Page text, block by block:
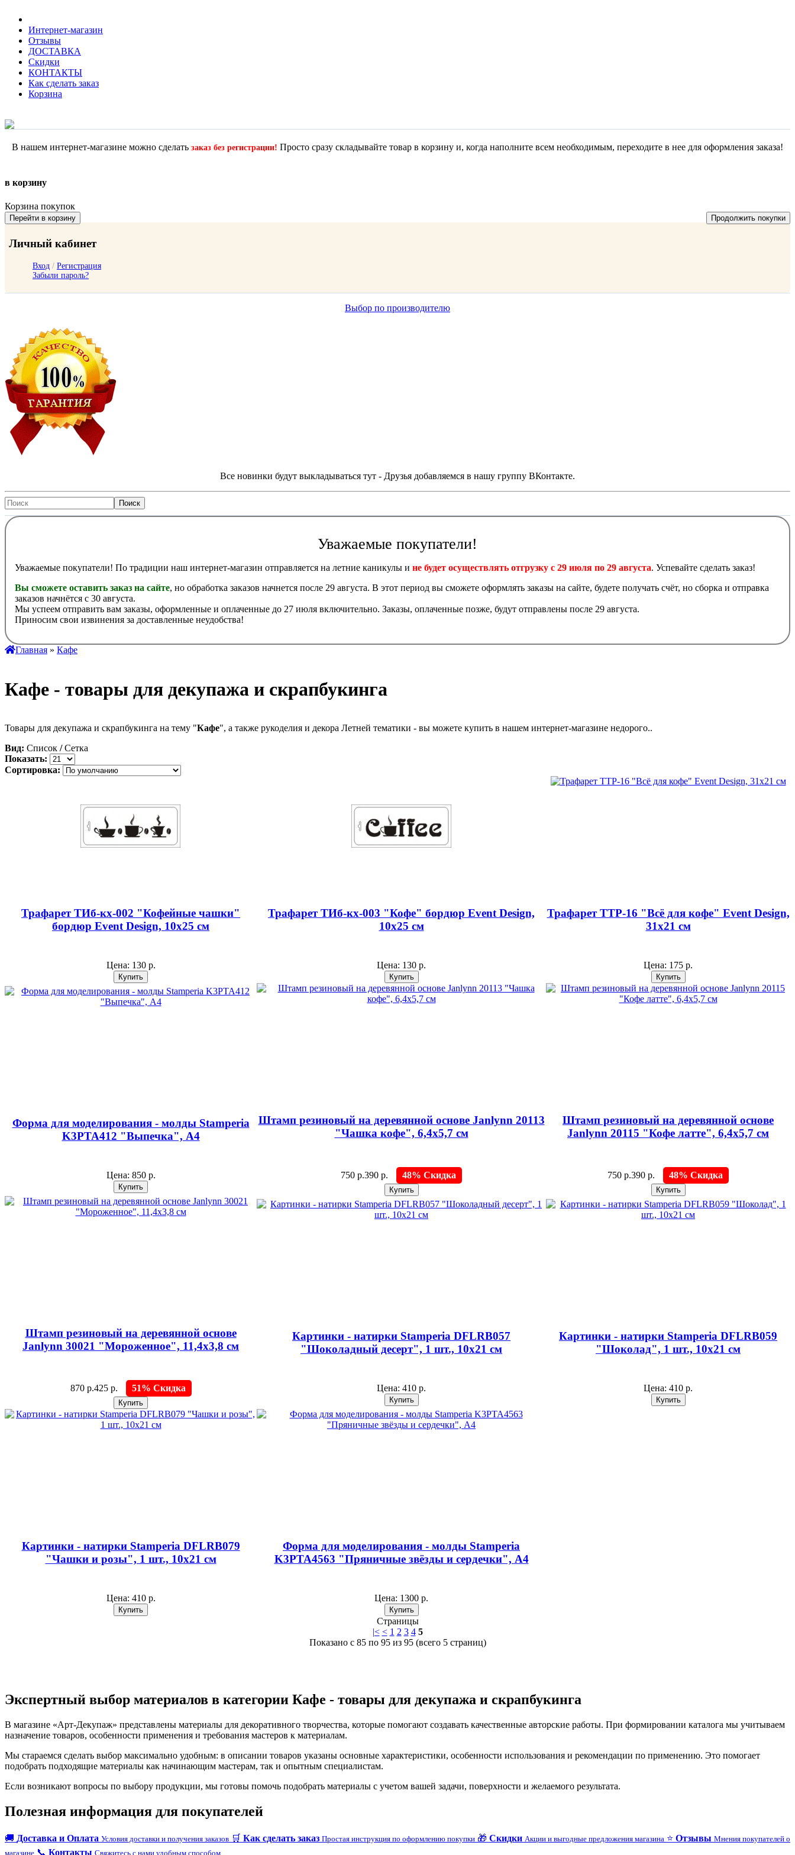
Интернет-магазин
Отзывы
ДОСТАВКА
Скидки
КОНТАКТЫ
Как сделать заказ
Корзина
В нашем интернет-магазине можно сделать заказ без регистрации! Просто сразу складывайте товар в корзину и, когда наполните всем необходимым, переходите в нее для оформления заказа!
в корзину
Корзина покупок
Перейти в корзину Продолжить покупки
Личный кабинет
Вход / Регистрация
Забыли пароль?
Выбор по производителю
Все новинки будут выкладываться тут - Друзья добавляемся в нашу группу ВКонтакте.
Уважаемые покупатели!
Уважаемые покупатели! По традиции наш интернет-магазин отправляется на летние каникулы и не будет осуществлять отгрузку с 29 июля по 29 августа. Успевайте сделать заказ!
Вы сможете оставить заказ на сайте, но обработка заказов начнется после 29 августа. В этот период вы сможете оформлять заказы на сайте, будете получать счёт, но сборка и отправка
заказов начнётся с 30 августа.
Мы успеем отправить вам заказы, оформленные и оплаченные до 27 июля включительно. Заказы, оплаченные позже, будут отправлены после 29 августа.
Приносим свои извинения за доставленные неудобства!
Главная » Кафе
Кафе - товары для декупажа и скрапбукинга
Товары для декупажа и скрапбукинга на тему "Кафе", а также рукоделия и декора Летней тематики - вы можете купить в нашем интернет-магазине недорого..
Вид: Список / Сетка
Показать:
Сортировка:
Трафарет ТИб-кх-002 "Кофейные чашки"
бордюр Event Design, 10х25 см
Цена: 130 р.
Трафарет ТИб-кх-003 "Кофе" бордюр Event Design,
10х25 см
Цена: 130 р.
Трафарет ТТР-16 "Всё для кофе" Event Design,
31х21 см
Цена: 175 р.
Форма для моделирования - молды Stamperia
K3PTA412 "Выпечка", А4
Цена: 850 р.
Штамп резиновый на деревянной основе Janlynn 20113
"Чашка кофе", 6,4х5,7 см
750 р.390 р. 48% Скидка
Штамп резиновый на деревянной основе
Janlynn 20115 "Кофе латте", 6,4х5,7 см
750 р.390 р. 48% Скидка
Штамп резиновый на деревянной основе
Janlynn 30021 "Мороженное", 11,4х3,8 см
870 р.425 р. 51% Скидка
Картинки - натирки Stamperia DFLRB057
"Шоколадный десерт", 1 шт., 10х21 см
Цена: 410 р.
Картинки - натирки Stamperia DFLRB059
"Шоколад", 1 шт., 10х21 см
Цена: 410 р.
Картинки - натирки Stamperia DFLRB079
"Чашки и розы", 1 шт., 10х21 см
Цена: 410 р.
Форма для моделирования - молды Stamperia
K3PTA4563 "Пряничные звёзды и сердечки", А4
Цена: 1300 р.
Страницы
|< < 1 2 3 4 5
Показано с 85 по 95 из 95 (всего 5 страниц)
Экспертный выбор материалов в категории Кафе - товары для декупажа и скрапбукинга
В магазине «Арт-Декупаж» представлены материалы для декоративного творчества, которые помогают создавать качественные авторские работы. При формировании каталога мы учитываем
назначение товаров, особенности применения и требования мастеров к материалам.
Мы стараемся сделать выбор максимально удобным: в описании товаров указаны основные характеристики, особенности использования и рекомендации по применению. Это помогает
подобрать подходящие материалы как начинающим мастерам, так и опытным специалистам.
Если возникают вопросы по выбору продукции, мы готовы помочь подобрать материалы с учетом вашей задачи, поверхности и желаемого результата.
Полезная информация для покупателей
🚚 Доставка и Оплата Условия доставки и получения заказов 🛒 Как сделать заказ Простая инструкция по оформлению покупки 🎁 Скидки Акции и выгодные предложения магазина ⭐ Отзывы Мнения покупателей о
магазине 📞 Контакты Свяжитесь с нами удобным способом